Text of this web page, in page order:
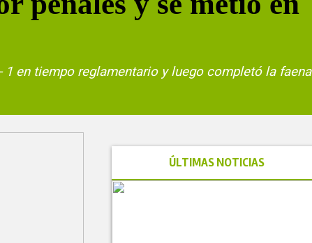
en tiempo reglamentario y luego completó la faena
ÚLTIMAS NOTICIAS